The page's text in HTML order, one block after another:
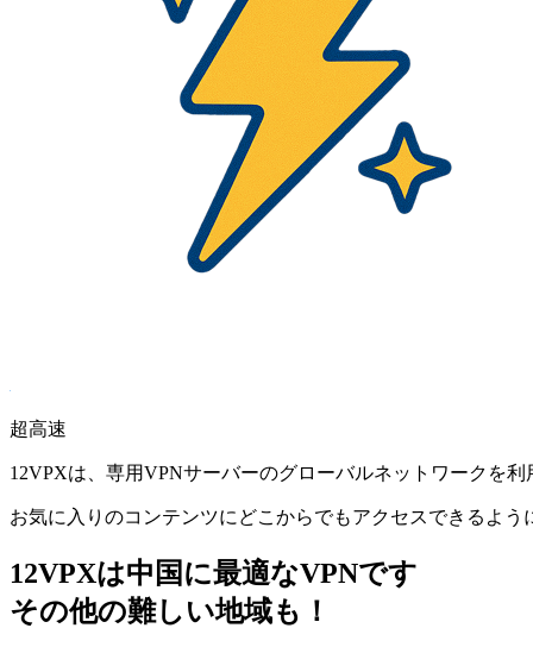
超高速
12VPXは、専用VPNサーバーのグローバルネットワークを
お気に入りのコンテンツにどこからでもアクセスできるよう
12VPXは中国に最適なVPNです
その他の難しい地域も！